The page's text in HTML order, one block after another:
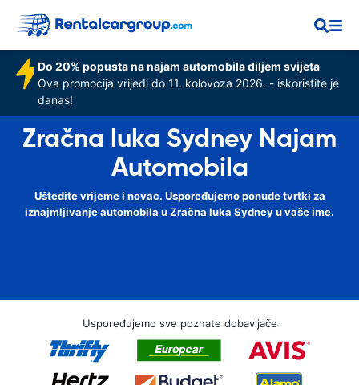
Do 20% popusta na najam automobila diljem svijeta
Ova promocija vrijedi do 11. kolovoza 2026. - iskoristite je
danas!
Zračna luka Sydney Najam
Automobila
Uštedite vrijeme i novac. Uspoređujemo ponude tvrtki za
iznajmljivanje automobila u Zračna luka Sydney u vaše ime.
Uspoređujemo sve poznate dobavljače